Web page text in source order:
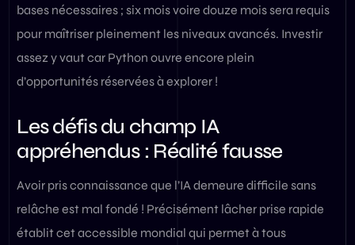
bases nécessaires ; six mois voire douze mois sera requis
pour maîtriser pleinement les niveaux avancés. Investir
assez y vaut car Python ouvre encore plein
d’opportunités réservées à explorer !
Les défis du champ IA
appréhendus : Réalité fausse
Avoir pris connaissance que l’IA demeure difficile sans
relâche est mal fondé ! Précisément lâcher prise rapide
établit cet accessible mondial qui permet à tous